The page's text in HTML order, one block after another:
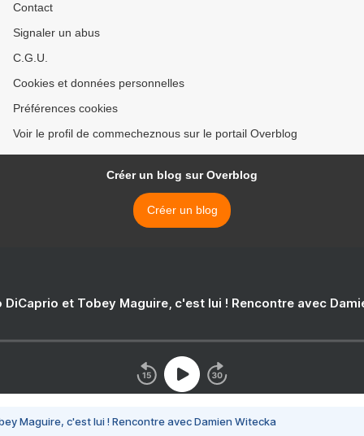
Contact
Signaler un abus
C.G.U.
Cookies et données personnelles
Préférences cookies
Voir le profil de commecheznous sur le portail Overblog
Créer un blog sur Overblog
Créer un blog
DiCaprio et Tobey Maguire, c'est lui ! Rencontre avec
Maguire, c'est lui ! Rencontre avec Damien Witecka